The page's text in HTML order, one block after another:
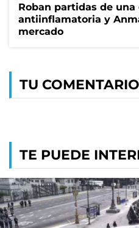
Roban partidas de una
antiinflamatoria y
mercado
TU COMENTARIO
TE PUEDE